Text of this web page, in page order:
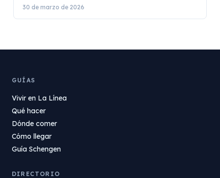
30 de marzo de 2026
GUÍAS
Vivir en La Línea
Qué hacer
Dónde comer
Cómo llegar
Guía Schengen
DIRECTORIO